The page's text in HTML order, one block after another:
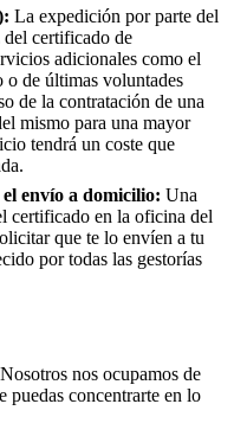
La expedición por parte del
certificado de
adicionales como el
o de últimas voluntades
de la contratación de una
mismo para una mayor
tendrá un coste que
envío a domicilio: Una
certificado en la oficina del
que te lo envíen a tu
por todas las gestorías
Nosotros nos ocupamos de
puedas concentrarte en lo